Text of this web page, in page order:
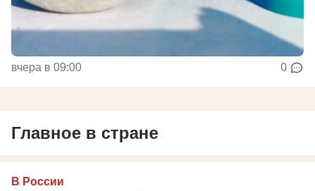
вчера в 09:00 0
Главное в стране
В России